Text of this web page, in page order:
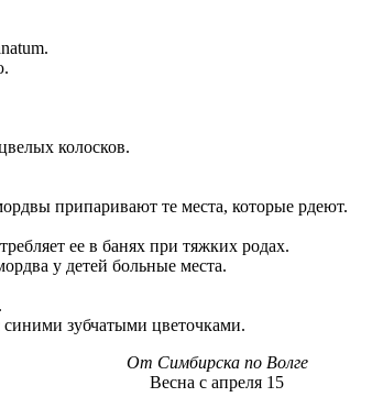
колосков.
припаривают те места, которые рдеют.
ее в банях при тяжких родах.
у детей больные места.
зубчатыми цветочками.
От Симбирска по Волге
Весна с апреля 15